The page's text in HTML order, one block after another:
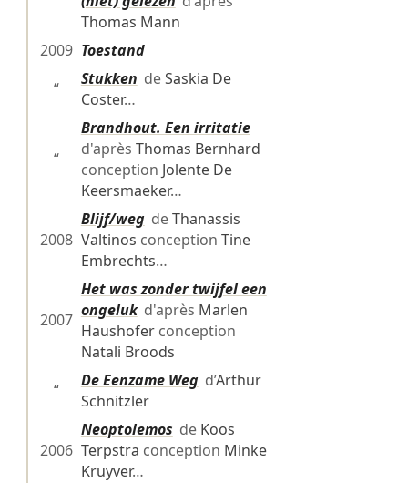
Thomas Mann
2009 Toestand
“
Stukken deSaskia De
Coster…
“
Brandhout. Een irritatie
d'après Thomas Bernhard
conception Jolente De
Keersmaeker…
2008
Blijf/wegdeThanassis
Valtinos conception Tine
Embrechts…
2007
Het was zonder twijfel een
ongelukd'après Marlen
Haushoferconception
Natali Broods
“
De Eenzame Wegd’Arthur
Schnitzler
2006
Neoptolemos de Koos
Terpstra conception Minke
Kruyver…